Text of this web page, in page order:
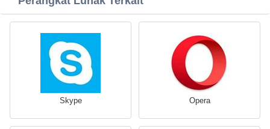
Skype Opera